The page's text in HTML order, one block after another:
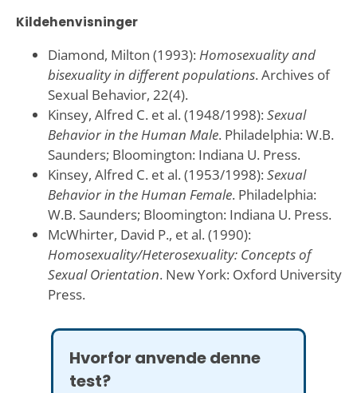
Kildehenvisninger
Diamond, Milton (1993): Homosexuality and
bisexuality in different populations. Archives of
Sexual Behavior, 22(4).
Kinsey, Alfred C. et al. (1948/1998): Sexual
Behavior in the Human Male. Philadelphia: W.B.
Saunders; Bloomington: Indiana U. Press.
Kinsey, Alfred C. et al. (1953/1998): Sexual
Behavior in the Human Female. Philadelphia:
W.B. Saunders; Bloomington: Indiana U. Press.
McWhirter, David P., et al. (1990):
Homosexuality/Heterosexuality: Concepts of
Sexual Orientation. New York: Oxford University
Press.
Hvorfor anvende denne
test?